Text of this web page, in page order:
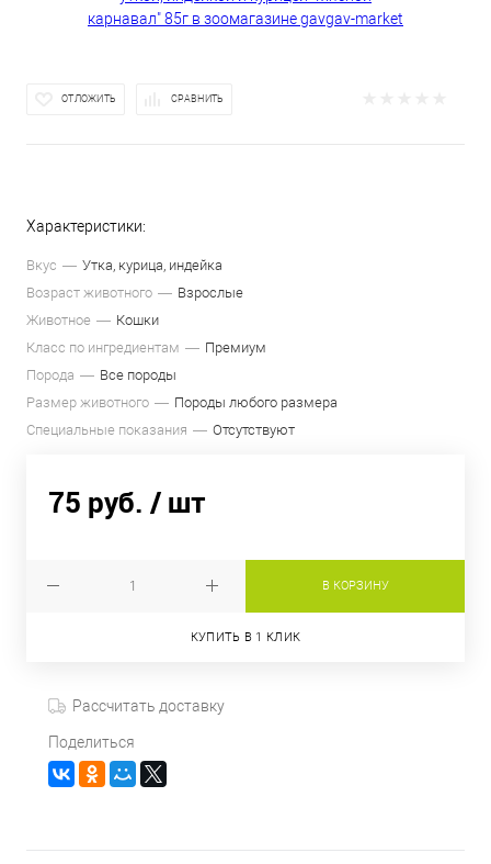
ОТЛОЖИТЬ СРАВНИТЬ
Характеристики:
Вкус
Утка, курица, индейка
Возраст животного
Взрослые
Животное
Кошки
Класс по ингредиентам
Премиум
Порода
Все породы
Размер животного
Породы любого размера
Специальные показания
Отсутствуют
75 руб. / шт
В КОРЗИНУ
КУПИТЬ В 1 КЛИК
Рассчитать доставку
Поделиться